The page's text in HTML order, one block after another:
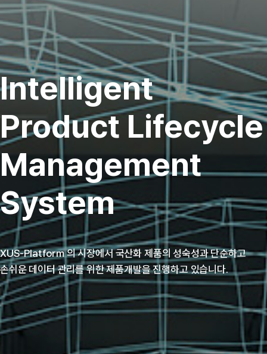
Intelligent
Product Lifecycle
Management
System
XUS-Platform 의 시장에서 국산화 제품의 성숙성과 단순하고
손쉬운 데이터 관리를 위한 제품개발을 진행하고 있습니다.